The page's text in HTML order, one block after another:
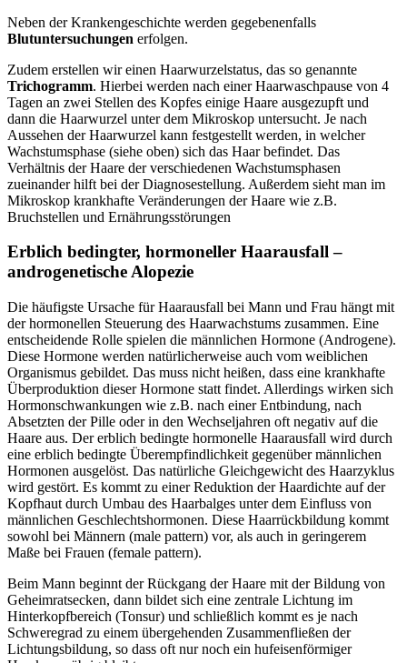
Neben der Krankengeschichte werden gegebenenfalls
Blutuntersuchungen erfolgen.
Zudem erstellen wir einen Haarwurzelstatus, das so genannte
Trichogramm. Hierbei werden nach einer Haarwaschpause von 4
Tagen an zwei Stellen des Kopfes einige Haare ausgezupft und
dann die Haarwurzel unter dem Mikroskop untersucht. Je nach
Aussehen der Haarwurzel kann festgestellt werden, in welcher
Wachstumsphase (siehe oben) sich das Haar befindet. Das
Verhältnis der Haare der verschiedenen Wachstumsphasen
zueinander hilft bei der Diagnosestellung. Außerdem sieht man im
Mikroskop krankhafte Veränderungen der Haare wie z.B.
Bruchstellen und Ernährungsstörungen
Erblich bedingter, hormoneller Haarausfall –
androgenetische Alopezie
Die häufigste Ursache für Haarausfall bei Mann und Frau hängt mit
der hormonellen Steuerung des Haarwachstums zusammen. Eine
entscheidende Rolle spielen die männlichen Hormone (Androgene).
Diese Hormone werden natürlicherweise auch vom weiblichen
Organismus gebildet. Das muss nicht heißen, dass eine krankhafte
Überproduktion dieser Hormone statt findet. Allerdings wirken sich
Hormonschwankungen wie z.B. nach einer Entbindung, nach
Absetzten der Pille oder in den Wechseljahren oft negativ auf die
Haare aus. Der erblich bedingte hormonelle Haarausfall wird durch
eine erblich bedingte Überempfindlichkeit gegenüber männlichen
Hormonen ausgelöst. Das natürliche Gleichgewicht des Haarzyklus
wird gestört. Es kommt zu einer Reduktion der Haardichte auf der
Kopfhaut durch Umbau des Haarbalges unter dem Einfluss von
männlichen Geschlechtshormonen. Diese Haarrückbildung kommt
sowohl bei Männern (male pattern) vor, als auch in geringerem
Maße bei Frauen (female pattern).
Beim Mann beginnt der Rückgang der Haare mit der Bildung von
Geheimratsecken, dann bildet sich eine zentrale Lichtung im
Hinterkopfbereich (Tonsur) und schließlich kommt es je nach
Schweregrad zu einem übergehenden Zusammenfließen der
Lichtungsbildung, so dass oft nur noch ein hufeisenförmiger